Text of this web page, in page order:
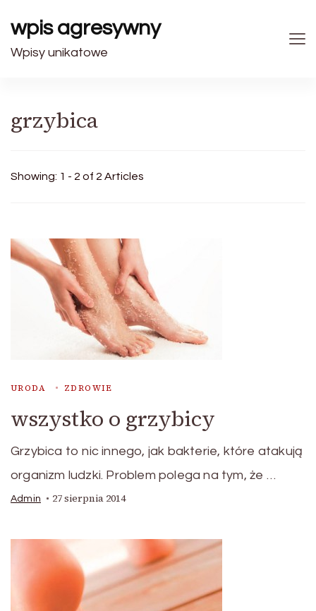
wpis agresywny
Wpisy unikatowe
grzybica
Showing: 1 - 2 of 2 Articles
URODA ZDROWIE
wszystko o grzybicy
Grzybica to nic innego, jak bakterie, które atakują
organizm ludzki. Problem polega na tym, że …
Admin 27 sierpnia 2014